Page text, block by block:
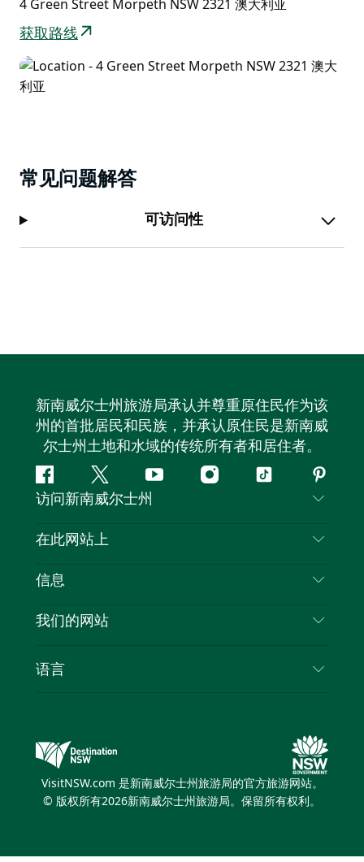
4 Green Street Morpeth NSW 2321 澳大利亚
获取路线
常见问题解答
可访问性
新南威尔士州旅游局承认并尊重原住民作为该
州的首批居民和民族，并承认原住民是新南威
尔士州土地和水域的传统所有者和居住者。
Facebook叽
叽
喳
YouTubeInstagram
抖
访问新南威尔士州
联系我们
隐私
Cookie 通知
在此网站上
目的地
新南威尔士州公路旅行
活动
信息
旅行信息
新南威尔士州的商业
我们的网站
新南威尔士州旅游局媒体中心
缤纷悉尼灯光音乐节
语言
VisitNSW.com 是新南威尔士州旅游局的官方旅游网站。
© 版权所有2026新南威尔士州旅游局。保留所有权利。